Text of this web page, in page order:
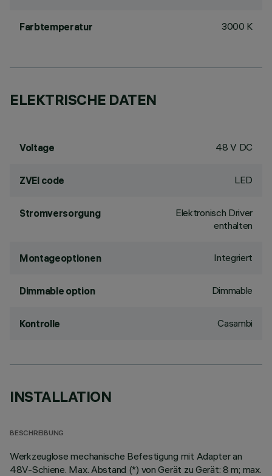
Farbtemperatur 3000 K
ELEKTRISCHE DATEN
Voltage 48 V DC
ZVEI code LED
Stromversorgung
Elektronisch Driver
enthalten
Montageoptionen Integriert
Dimmable option Dimmable
Kontrolle Casambi
INSTALLATION
BESCHREIBUNG
Werkzeuglose mechanische Befestigung mit Adapter an
48V-Schiene. Max. Abstand (*) von Gerät zu Gerät: 8 m; max.